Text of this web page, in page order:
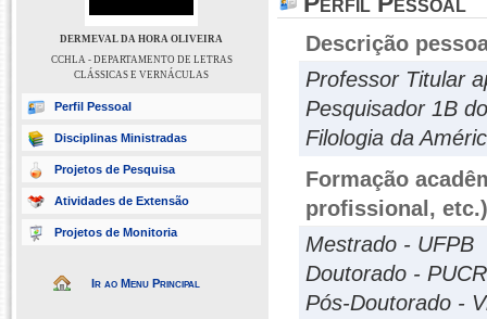
DERMEVAL DA HORA OLIVEIRA
CCHLA - DEPARTAMENTO DE LETRAS
CLÁSSICAS E VERNÁCULAS
Perfil Pessoal
Disciplinas Ministradas
Projetos de Pesquisa
Atividades de Extensão
Projetos de Monitoria
Ir ao Menu Principal
Descrição
Professor Titular
Pesquisador 1B
Filologia da
Formação
profissional, etc.)
Mestrado - UFPB
Doutorado -
Pós-Doutorado -